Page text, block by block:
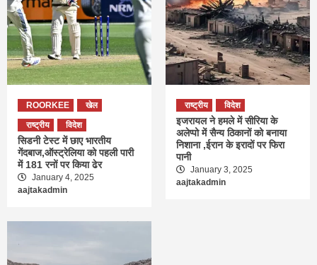
ROORKEE
खेल
राष्ट्रीय
विदेश
सिडनी टेस्ट में छाए भारतीय
गेंदबाज,ऑस्ट्रेलिया को पहली पारी
में 181 रनों पर किया ढेर
January 4, 2025
aajtakadmin
राष्ट्रीय विदेश
इजरायल ने हमले में सीरिया के
अलेप्पो में सैन्य ठिकानों को बनाया
निशाना ,ईरान के इरादों पर फिरा
पानी
January 3, 2025
aajtakadmin